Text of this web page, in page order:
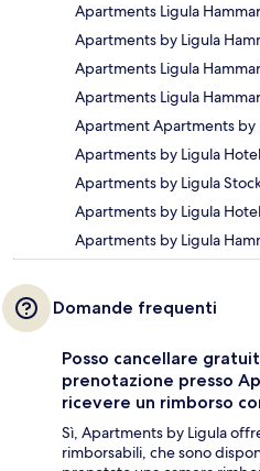
Apartments Ligula
Apartments by Ligula
Apartments Ligula
Apartments Ligula
Apartment Apartments by
Apartments by Ligula Hotel
Apartments by Ligula
Apartments by Ligula
Apartments by Ligula
Domande frequenti
Posso cancellare
prenotazione presso
ricevere un rimborso
Sì, Apartments by Ligula
rimborsabili, che sono